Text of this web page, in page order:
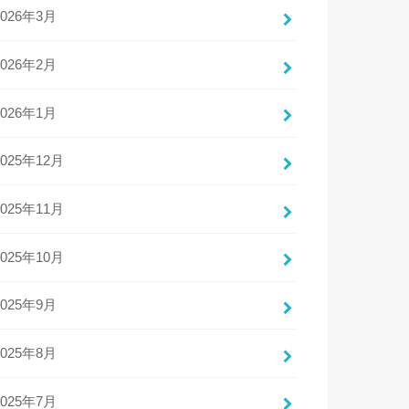
年3月
年2月
年1月
年12月
年11月
年10月
年9月
年8月
年7月